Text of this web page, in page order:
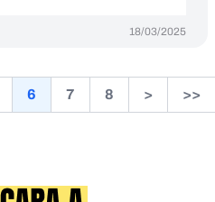
18/03/2025
6 7 8 > >>